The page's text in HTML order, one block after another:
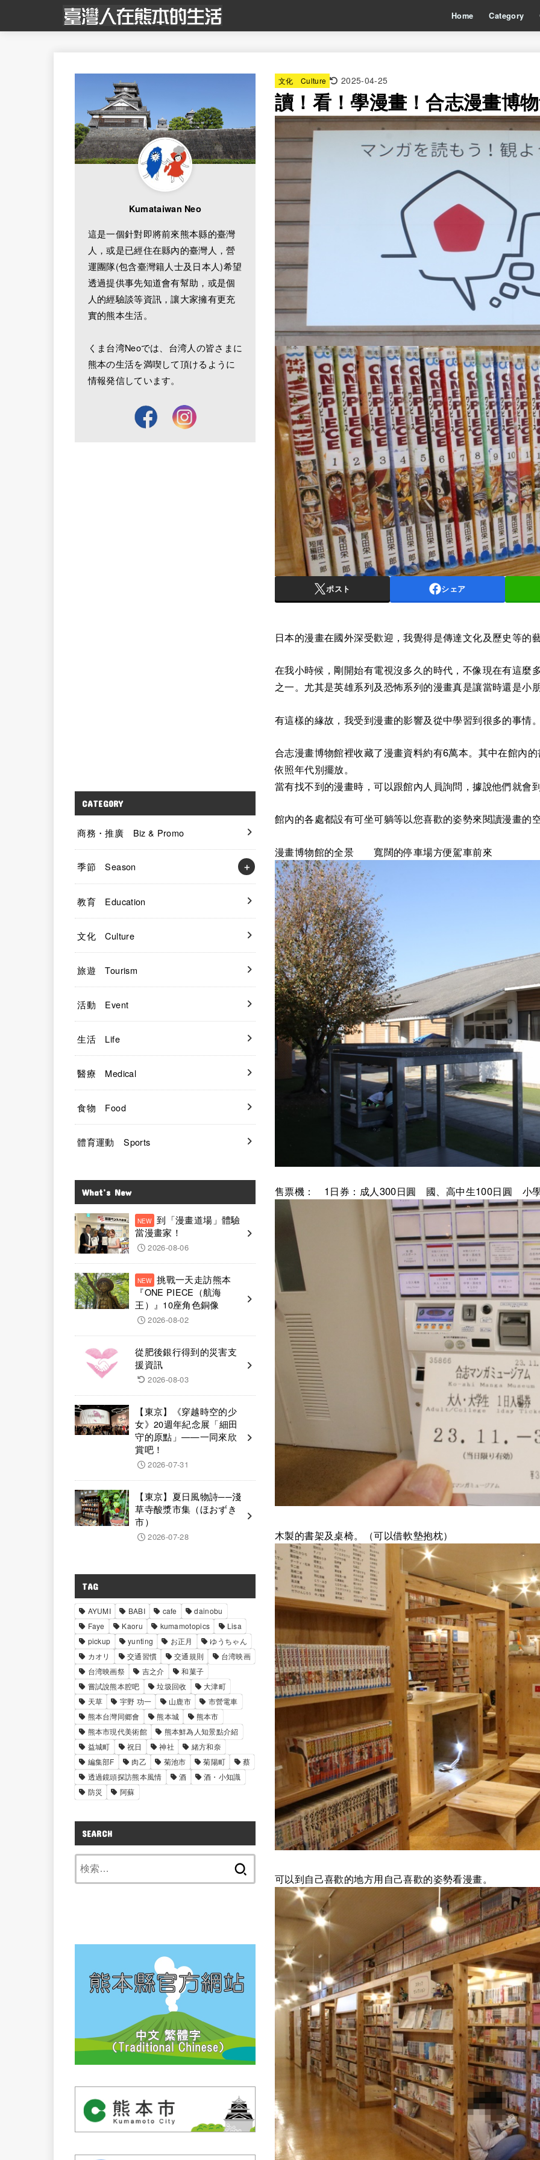
Home Category
文化 Culture 2025-04-25
讀！看！學漫畫！合志漫畫博
ポスト シェア
日本的漫畫在國外深受歡迎，我覺得是傳達文化及歷史等的
在我小時候，剛開始有電視沒多久的時代，不像現在有這麼
之一。尤其是英雄系列及恐怖系列的漫畫真是讓當時還是小
有這樣的緣故，我受到漫畫的影響及從中學習到很多的事情
合志漫畫博物館裡收藏了漫畫資料約有6萬本。其中在館內
依照年代別擺放。
當有找不到的漫畫時，可以跟館內人員詢問，據說他們就會
館內的各處都設有可坐可躺等以您喜歡的姿勢來閱讀漫畫的
漫畫博物館的全景 寬闊的停車場方便駕車前來
售票機： 1日券：成人300日圓 國、高中生100日圓 小
木製的書架及桌椅。（可以借軟墊抱枕）
可以到自己喜歡的地方用自己喜歡的姿勢看漫畫。
Kumataiwan Neo
這是一個針對即將前來熊本縣的臺灣
人，或是已經住在縣內的臺灣人，營
運團隊(包含臺灣籍人士及日本人)希望
透過提供事先知道會有幫助，或是個
人的經驗談等資訊，讓大家擁有更充
實的熊本生活。
くま台湾Neoでは、台湾人の皆さまに
熊本の生活を満喫して頂けるように
情報発信しています。
CATEGORY
商務・推廣 Biz & Promo
季節 Season
教育 Education
文化 Culture
旅遊 Tourism
活動 Event
生活 Life
醫療 Medical
食物 Food
體育運動 Sports
What’s New
到「漫畫道場」體驗
當漫畫家！
2026-08-06
挑戰一天走訪熊本
『ONE PIECE（航海
王）』10座角色銅像
2026-08-02
從肥後銀行得到的災害支
援資訊
2026-08-03
【東京】《穿越時空的少
女》20週年紀念展「細田
守的原點」——一同來欣
賞吧！
2026-07-31
【東京】夏日風物詩──淺
草寺酸漿市集（ほおずき
市）
2026-07-28
TAG
AYUMI BABI cafe
dainobu
Faye
Kaoru kumamotopics
Lisa
pickup
yunting お正月
ゆうちゃん
カオリ
交通習慣 交通規則
台湾映画
台湾映画祭
吉之介
和菓子
嘗試說熊本腔吧
垃圾回收
大津町
天草
宇野 功一 山鹿市
市營電車
熊本台灣同郷會
熊本城
熊本市
熊本市現代美術館
熊本鮮為人知景點介紹
益城町
祝日 神社
緒方和奈
編集部F
肉乙 菊池市 菊陽町
蔡
透過鏡頭探訪熊本風情
酒
酒・小知識
防災
阿蘇
SEARCH